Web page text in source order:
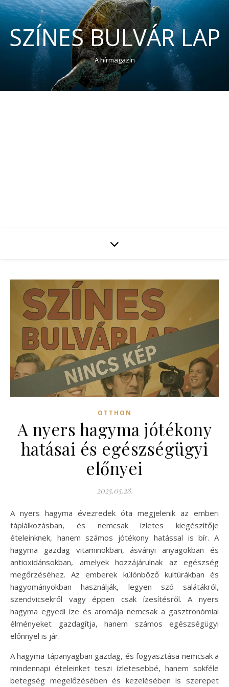
SZÍNES BULVÁR LAP
A hírmagazin
OTTHON
A nyers hagyma jótékony
hatásai és egészségügyi
előnyei
2025.05.28.
A nyers hagyma évezredek óta megjelenik az emberi
táplálkozásban, és nemcsak ízletes kiegészítője
ételeinknek, hanem számos jótékony hatással is bír. A
hagyma gazdag vitaminokban, ásványi anyagokban és
antioxidánsokban, amelyek hozzájárulnak az egészség
megőrzéséhez. Az emberek különböző kultúrákban és
hagyományokban használják, legyen szó salátákról,
szendvicsekről vagy éppen csak ízesítésről. A nyers
hagyma egyedi íze és aromája nemcsak a gasztronómiai
élményeket gazdagítja, hanem számos egészségügyi
előnnyel is jár.
A hagyma tápanyagban gazdag, és fogyasztása nemcsak a
mindennapi ételeinket teszi ízletesebbé, hanem sokféle
betegség megelőzésében és kezelésében is szerepet